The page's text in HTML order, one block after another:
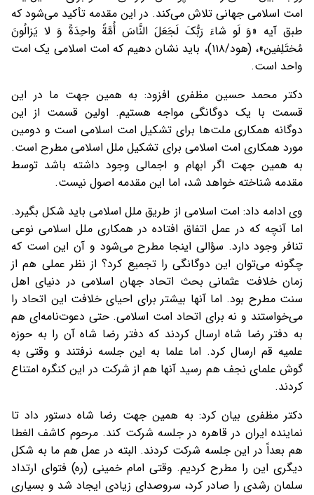
امت اسلامی جهانی تلاش می‌کند. در این مقدمه تأکید می‌شود که
طبق آیه «وَ لَو شاءَ رَبُّکَ لَجَعَلَ النَّاسَ أُمَّةً واحِدَةً وَ لا یَزالُونَ
مُختَلِفین»، (هود/۱۱۸)، باید نشان دهیم که امت اسلامی یک امت
واحد است.
دکتر محمد حسین مظفری افزود: به همین جهت ما در این
قسمت با یک دوگانگی مواجه هستیم. اولین قسمت از این
دوگانه همکاری ملت‌ها برای تشکیل امت اسلامی است و دومین
مورد همکاری امت اسلامی برای تشکیل ملل اسلامی مطرح است.
به همین جهت اگر ابهام و اجمالی وجود داشته باشد توسط
مقدمه شناخته خواهد شد، اما این مقدمه اصول نیست.
وی ادامه داد: امت اسلامی از طریق ملل اسلامی باید شکل بگیرد.
اما آنچه که در عمل اتفاق افتاده در همکاری ملل اسلامی نوعی
تنافر وجود دارد. سؤالی اینجا مطرح می‌شود و آن این است که
چگونه می‌توان این دوگانگی را تجمیع کرد؟ از نظر عملی هم از
زمان خلافت عثمانی بحث اتحاد جهان اسلامی در دنیای اهل
سنت مطرح بود. اما آنها بیشتر برای احیای خلافت این اتحاد را
می‌خواستند و نه برای اتحاد امت اسلامی. حتی دعوت‌نامه‌ای هم
به دفتر رضا شاه ارسال کردند که دفتر رضا شاه آن را به حوزه
علمیه قم ارسال کرد. اما علما به این جلسه نرفتند و وقتی به
گوش علمای نجف هم رسید آنها هم از شرکت در این کنگره امتناع
کردند.
دکتر مظفری بیان کرد: به همین جهت رضا شاه دستور داد تا
نماینده ایران در قاهره در جلسه شرکت کند. مرحوم کاشف الغطا
هم بعداً در این جلسه شرکت کردند. البته در عمل هم ما به شکل
دیگری این را مطرح کردیم. وقتی امام خمینی (ره) فتوای ارتداد
سلمان رشدی را صادر کرد، سروصدای زیادی ایجاد شد و بسیاری